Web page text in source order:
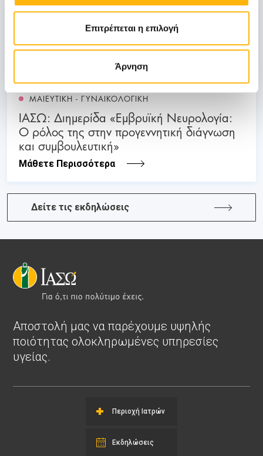
Επιτρέπεται η επιλογή
Άρνηση
03
ΜΑΙΕΥΤΙΚΗ - ΓΥΝΑΙΚΟΛΟΓΙΚΗ
ΙΑΣΩ: Διημερίδα «Εμβρυϊκή Νευρολογία:
Ο ρόλος της στην προγεννητική διάγνωση
και συμβουλευτική»
Μάθετε Περισσότερα
Δείτε τις εκδηλώσεις
Αποστολή μας να παρέχουμε υψηλής
ποιότητας ολοκληρωμένες υπηρεσίες
υγείας.
Περιοχή Ιατρών
Εκδηλώσεις